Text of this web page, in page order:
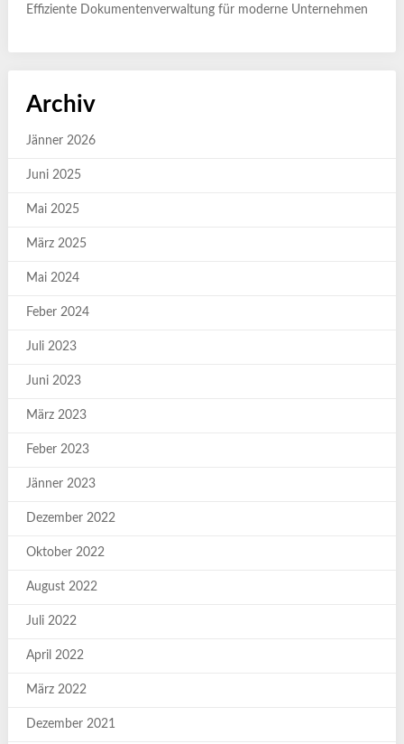
Effiziente Dokumentenverwaltung für moderne Unternehmen
Archiv
Jänner 2026
Juni 2025
Mai 2025
März 2025
Mai 2024
Feber 2024
Juli 2023
Juni 2023
März 2023
Feber 2023
Jänner 2023
Dezember 2022
Oktober 2022
August 2022
Juli 2022
April 2022
März 2022
Dezember 2021